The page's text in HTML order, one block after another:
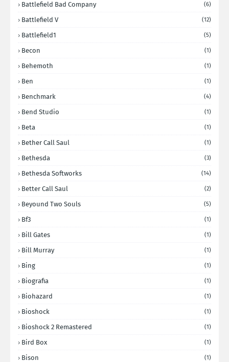
Battlefield Bad Company (6)
Battlefield V (12)
Battlefield1 (5)
Becon (1)
Behemoth (1)
Ben (1)
Benchmark (4)
Bend Studio (1)
Beta (1)
Bether Call Saul (1)
Bethesda (3)
Bethesda Softworks (14)
Better Call Saul (2)
Beyound Two Souls (5)
Bf3 (1)
Bill Gates (1)
Bill Murray (1)
Bing (1)
Biografia (1)
Biohazard (1)
Bioshock (1)
Bioshock 2 Remastered (1)
Bird Box (1)
Bison (1)